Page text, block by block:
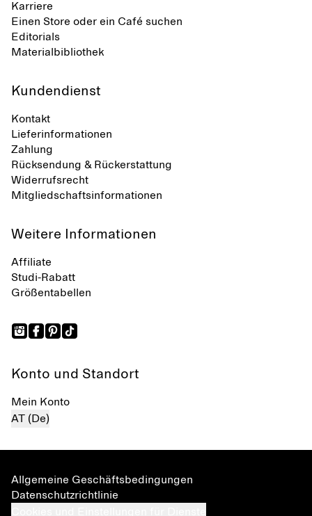
Karriere
Einen Store oder ein Café suchen
Editorials
Materialbibliothek
Kundendienst
Kontakt
Lieferinformationen
Zahlung
Rücksendung & Rückerstattung
Widerrufsrecht
Mitgliedschaftsinformationen
Weitere Informationen
Affiliate
Studi-Rabatt
Größentabellen
Konto und Standort
Mein Konto
AT (De)
Allgemeine Geschäftsbedingungen
Datenschutzrichtlinie